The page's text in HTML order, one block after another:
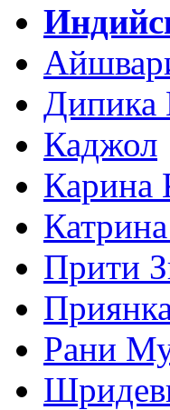
Дипика
Каджол
Карина
Прити
Рани